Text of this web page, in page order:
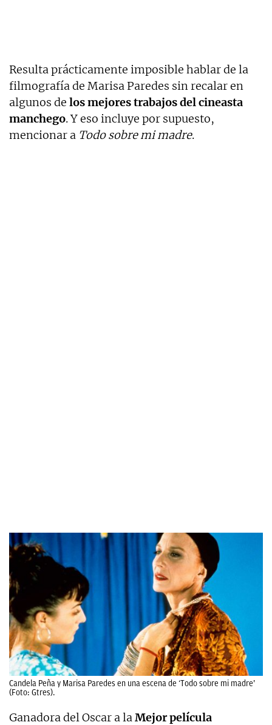
Resulta prácticamente imposible hablar de la
filmografía de Marisa Paredes sin recalar en
algunos de los mejores trabajos del cineasta
manchego. Y eso incluye por supuesto,
mencionar a Todo sobre mi madre.
Candela Peña y Marisa Paredes en una escena de ‘Todo sobre mi madre’
(Foto: Gtres).
Ganadora del Oscar a laMejor película